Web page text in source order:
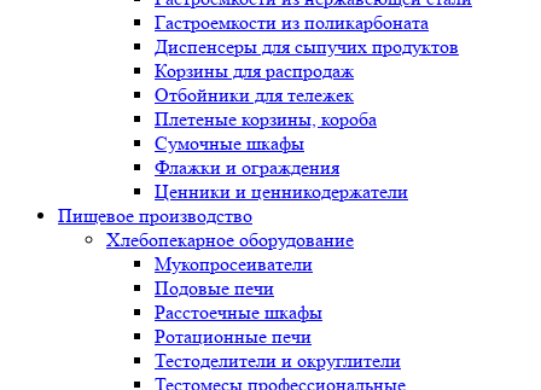
Гастроемкости из поликарбоната
Диспенсеры для сыпучих продуктов
Корзины для распродаж
Отбойники для тележек
Плетеные корзины, короба
Сумочные шкафы
Флажки и ограждения
Ценники и ценникодержатели
Пищевое производство
Хлебопекарное оборудование
Мукопросеиватели
Подовые печи
Расстоечные шкафы
Ротационные печи
Тестоделители и округлители
Тестомесы профессиональные